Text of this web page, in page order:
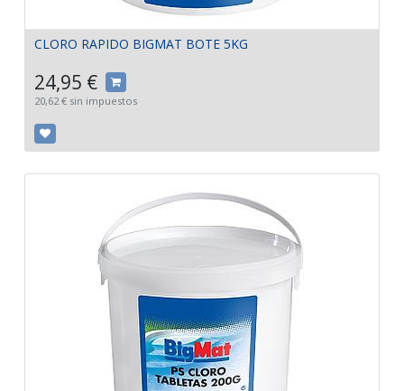
CLORO RAPIDO BIGMAT BOTE 5KG
24,95 €
20,62 € sin impuestos